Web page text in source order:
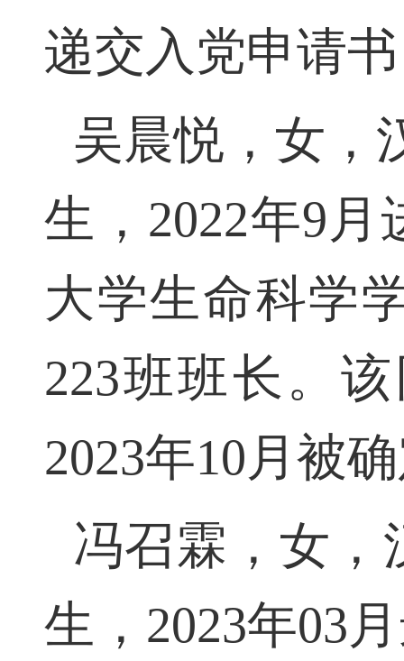
科学学院生物
递交入党申请
吴晨悦，女，
生，2022年9
大学生命科学
223班班长。
2023年10月被
冯召霖，女，